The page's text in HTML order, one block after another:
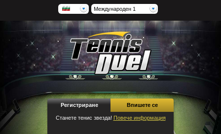
Международен 1
Регистриране Впишете се
Станете тенис звезда! Повече информация